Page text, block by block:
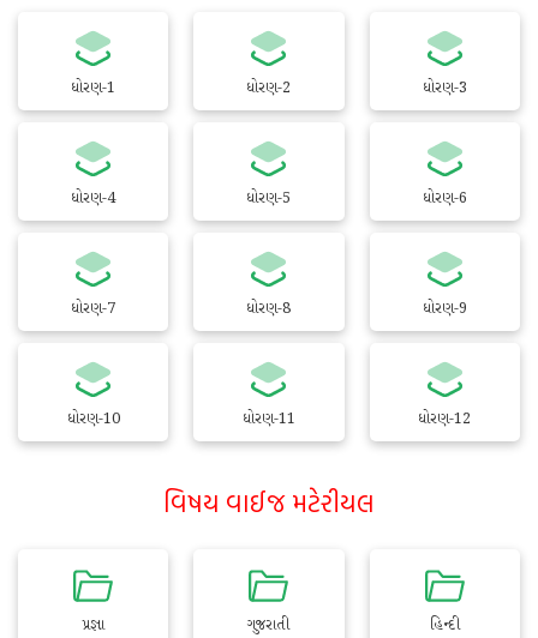
ધોરણ-1 ધોરણ-2 ધોરણ-3
ધોરણ-4 ધોરણ-5 ધોરણ-6
ધોરણ-7 ધોરણ-8 ધોરણ-9
ધોરણ-10 ધોરણ-11 ધોરણ-12
વિષય વાઈજ મટેરીયલ
પ્રજ્ઞા ગુજરાતી હિન્દી